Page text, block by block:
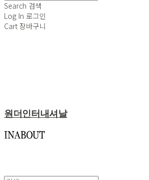
Search 검색
Log In 로그인
Cart 장바구니
원더인터내셔날